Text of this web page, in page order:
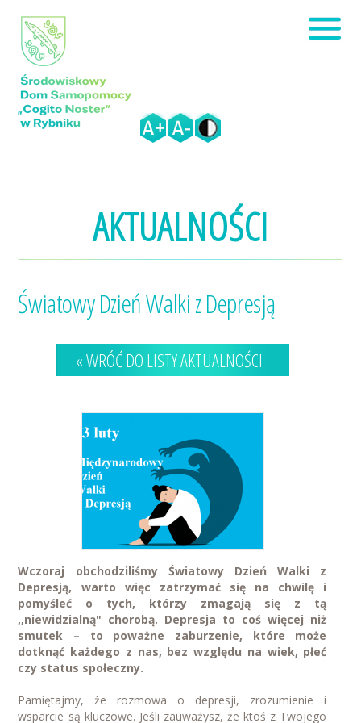
AKTUALNOŚCI
Światowy Dzień Walki z Depresją
« WRÓĆ DO LISTY AKTUALNOŚCI
Wczoraj obchodziliśmy Światowy Dzień Walki z
Depresją, warto więc zatrzymać się na chwilę i
pomyśleć o tych, którzy zmagają się z tą
,,niewidzialną" chorobą. Depresja to coś więcej niż
smutek – to poważne zaburzenie, które może
dotknąć każdego z nas, bez względu na wiek, płeć
czy status społeczny.
Pamiętajmy, że rozmowa o depresji, zrozumienie i
wsparcie są kluczowe. Jeśli zauważysz, że ktoś z Twojego